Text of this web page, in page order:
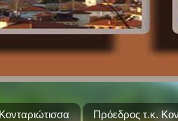
Κονταριώτισσα Πρόεδρος τ.κ.